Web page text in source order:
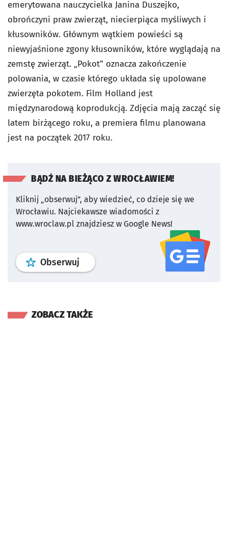
emerytowana nauczycielka Janina Duszejko,
obrończyni praw zwierząt, niecierpiąca myśliwych i
kłusowników. Głównym wątkiem powieści są
niewyjaśnione zgony kłusowników, które wyglądają na
zemstę zwierząt. „Pokot” oznacza zakończenie
polowania, w czasie którego układa się upolowane
zwierzęta pokotem. Film Holland jest
międzynarodową koprodukcją. Zdjęcia mają zacząć się
latem birżącego roku, a premiera filmu planowana
jest na początek 2017 roku.
BĄDŹ NA BIEŻĄCO Z WROCŁAWIEM!
Kliknij „obserwuj”, aby wiedzieć, co dzieje się we
Wrocławiu. Najciekawsze wiadomości z
www.wroclaw.pl znajdziesz w Google News!
Obserwuj profil serwisu
ZOBACZ TAKŻE